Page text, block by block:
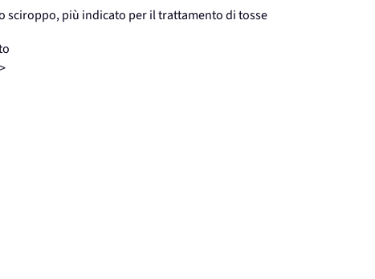
sciroppo, più indicato per il trattamento di tosse